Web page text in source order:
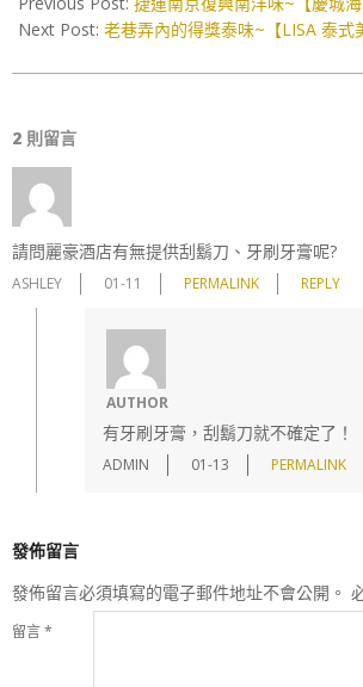
06
Next Post: 老巷弄內的得獎泰味~【LISA 泰式
2 則留言
請問麗豪酒店有無提供刮鬍刀、牙刷牙膏呢?
ASHLEY 01-11 PERMALINK REPLY
AUTHOR
有牙刷牙膏，刮鬍刀就不確定了！
ADMIN 01-13 PERMALINK
發佈留言
發佈留言必須填寫的電子郵件地址不會公開。
留言*